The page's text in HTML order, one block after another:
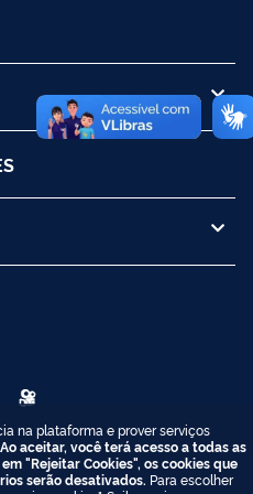
na plataforma e prover serviços
Ao aceitar, você terá acesso a todas as
"Rejeitar Cookies", os cookies que
serão desativados. Para escolher